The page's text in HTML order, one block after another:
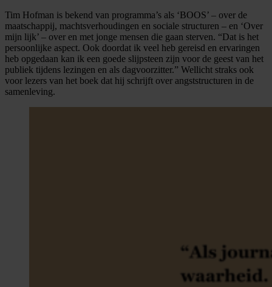
Tim Hofman is bekend van programma’s als ‘BOOS’ – over de
maatschappij, machtsverhoudingen en sociale structuren – en ‘Over
mijn lijk’ – over en met jonge mensen die gaan sterven. “Dat is het
persoonlijke aspect. Ook doordat ik veel heb gereisd en ervaringen
heb opgedaan kan ik een goede slijpsteen zijn voor de geest van het
publiek tijdens lezingen en als dagvoorzitter.” Wellicht straks ook
voor lezers van het boek dat hij schrijft over angststructuren in de
samenleving.